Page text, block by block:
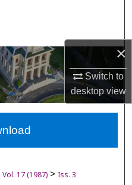
×
Switch to
desktopview
Network™
Vol. 17 (1987) > Iss. 3